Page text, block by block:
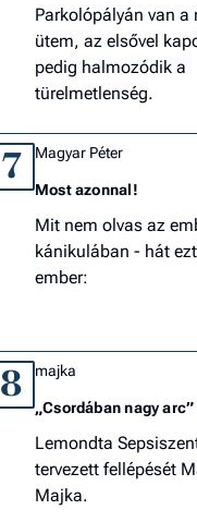
Parkolópályán van a
ütem, az elsővel
pedig halmozódik a
türelmetlenség.
7 Magyar Péter
Most azonnal!
Mit nem olvas az
kánikulában - hát
ember:
8 majka
„Csordában nagy arc”
Lemondta
tervezett fellépését
Majka.